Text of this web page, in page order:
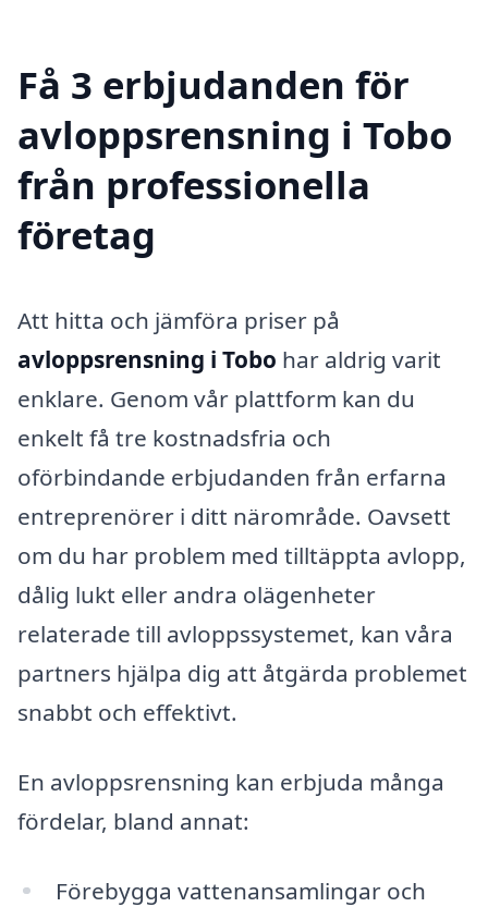
Få 3 erbjudanden för
avloppsrensning i Tobo
från professionella
företag
Att hitta och jämföra priser på
avloppsrensning i Tobo har aldrig varit
enklare. Genom vår plattform kan du
enkelt få tre kostnadsfria och
oförbindande erbjudanden från erfarna
entreprenörer i ditt närområde. Oavsett
om du har problem med tilltäppta avlopp,
dålig lukt eller andra olägenheter
relaterade till avloppssystemet, kan våra
partners hjälpa dig att åtgärda problemet
snabbt och effektivt.
En avloppsrensning kan erbjuda många
fördelar, bland annat:
Förebygga vattenansamlingar och